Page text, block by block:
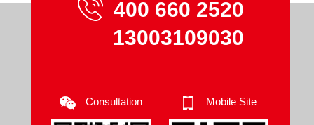
400 660 2520
13003109030
Consultation Mobile Site